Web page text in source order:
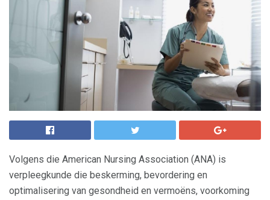
Volgens die American Nursing Association (ANA) is
verpleegkunde die beskerming, bevordering en
optimalisering van gesondheid en vermoëns, voorkoming